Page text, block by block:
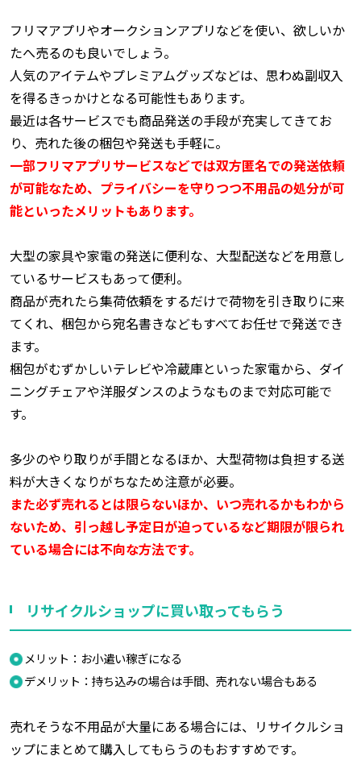
フリマアプリやオークションアプリなどを使い、欲しいか
たへ売るのも良いでしょう。
人気のアイテムやプレミアムグッズなどは、思わぬ副収入
を得るきっかけとなる可能性もあります。
最近は各サービスでも商品発送の手段が充実してきてお
り、売れた後の梱包や発送も手軽に。
一部フリマアプリサービスなどでは双方匿名での発送依頼
が可能なため、プライバシーを守りつつ不用品の処分が可
能といったメリットもあります。
大型の家具や家電の発送に便利な、大型配送などを用意し
ているサービスもあって便利。
商品が売れたら集荷依頼をするだけで荷物を引き取りに来
てくれ、梱包から宛名書きなどもすべてお任せで発送でき
ます。
梱包がむずかしいテレビや冷蔵庫といった家電から、ダイ
ニングチェアや洋服ダンスのようなものまで対応可能で
す。
多少のやり取りが手間となるほか、大型荷物は負担する送
料が大きくなりがちなため注意が必要。
また必ず売れるとは限らないほか、いつ売れるかもわから
ないため、引っ越し予定日が迫っているなど期限が限られ
ている場合には不向な方法です。
リサイクルショップに買い取ってもらう
メリット：お小遣い稼ぎになる
デメリット：持ち込みの場合は手間、売れない場合もある
売れそうな不用品が大量にある場合には、リサイクルショ
ップにまとめて購入してもらうのもおすすめです。